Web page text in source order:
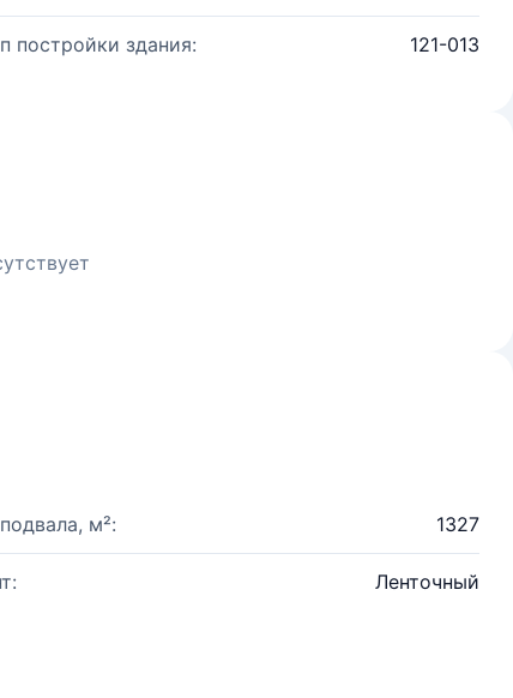
постройки здания: 121-013
м²: 1327
Ленточный